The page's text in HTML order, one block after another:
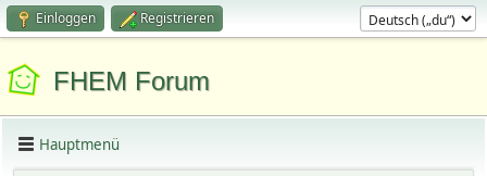
Einloggen Registrieren
FHEM Forum
Hauptmenü